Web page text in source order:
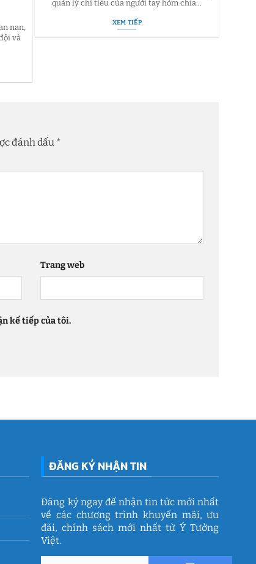
nan,
và
quản lý chi tiêu của người tay hòm chìa...
XEM TIẾP
đánh dấu *
Trang web
kế tiếp của tôi.
ĐĂNG KÝ NHẬN TIN
Đăng ký ngay để nhận tin tức mới nhất
về các chương trình khuyến mãi, ưu
đãi, chính sách mới nhất từ Ý Tưởng
Việt.